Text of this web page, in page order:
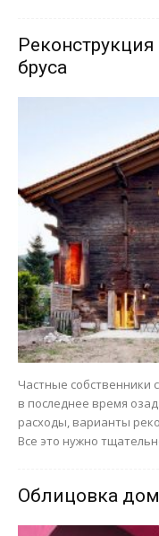
бруса
Частные собственники
в последнее время
расходы, варианты
Все это нужно
Облицовка